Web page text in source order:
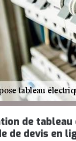
de
de devis en